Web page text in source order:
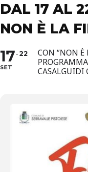
DAL 17 AL
NON È LA
17
SET
22
CON “NON È
CASALGUIDI